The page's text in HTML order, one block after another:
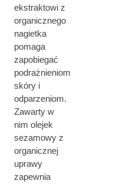
ekstraktowi z
organicznego
nagietka
pomaga
zapobiegać
podrażnieniom
skóry i
odparzeniom.
Zawarty w
nim olejek
sezamowy z
organicznej
uprawy
zapewnia